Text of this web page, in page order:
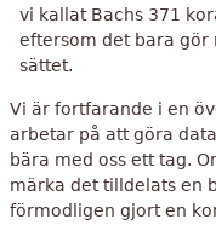
vi kallat Bachs 371
eftersom det bara
sättet.
Vi är fortfarande i en
arbetar på att göra
bära med oss ​​ett tag.
märka det tilldelats en
förmodligen gjort en